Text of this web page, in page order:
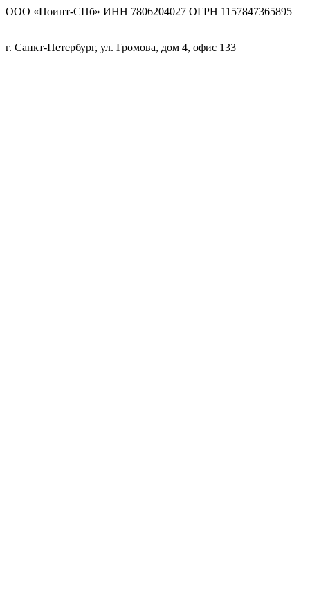
ООО «Поинт-СПб» ИНН 7806204027 ОГРН 1157847365895
г. Санкт-Петербург, ул. Громова, дом 4, офис 133